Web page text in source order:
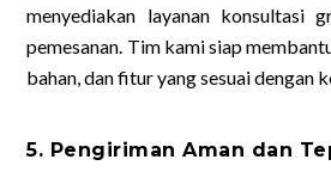
menyediakan layanan konsultasi
pemesanan. Tim kami siap
bahan, dan fitur yang sesuai dengan
5. Pengiriman Aman dan